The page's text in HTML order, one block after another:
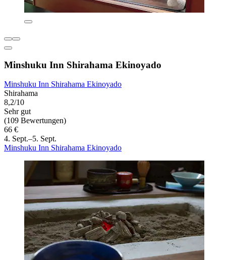
Minshuku Inn Shirahama Ekinoyado
Minshuku Inn Shirahama Ekinoyado
Shirahama
8,2/10
Sehr gut
(109 Bewertungen)
66 €
4. Sept.–5. Sept.
Minshuku Inn Shirahama Ekinoyado